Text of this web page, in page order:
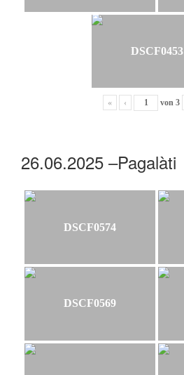
DSCF0453
« ‹ von 3
26.06.2025 –Pagalàti
DSCF0574
DSCF0569